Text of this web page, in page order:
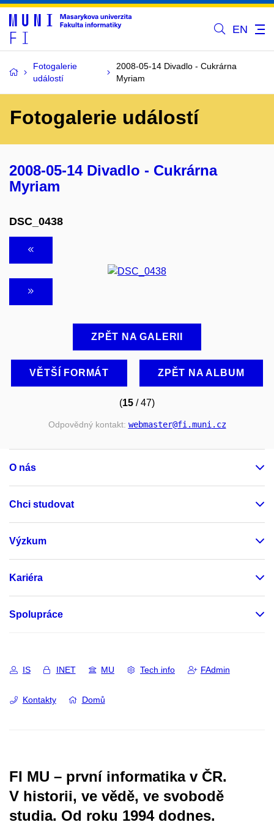
EN
Fotogalerie
událostí
2008-05-14 Divadlo - Cukrárna
Myriam
Fotogalerie událostí
2008-05-14 Divadlo - Cukrárna
Myriam
DSC_0438
ZPĚT NA GALERII
VĚTŠÍ FORMÁT ZPĚT NA ALBUM
(15 / 47)
Odpovědný kontakt: webmaster@fi.muni.cz
O nás
Chci studovat
Výzkum
Kariéra
Spolupráce
IS INET MU Tech info FAdmin
Kontakty Domů
FI MU – první informatika v ČR.
V historii, ve vědě, ve svobodě
studia. Od roku 1994 dodnes.